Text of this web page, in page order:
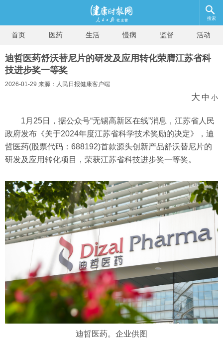
搜索
首页 医药 生活 慢病 监督 活动
迪哲医药舒沃替尼片的研发及应用转化荣膺江苏省科
技进步奖一等奖
2026-01-29 来源：人民日报健康客户端
大 中 小
1月25日，据公众号“无锡高新区在线”消息，江苏省人民
政府发布《关于2024年度江苏省科学技术奖励的决定》，迪
哲医药(股票代码：688192)首款源头创新产品舒沃替尼片的
研发及应用转化项目，荣获江苏省科技进步奖一等奖。
迪哲医药。企业供图